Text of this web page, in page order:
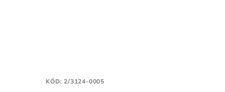
KÓD:2/3124-0005